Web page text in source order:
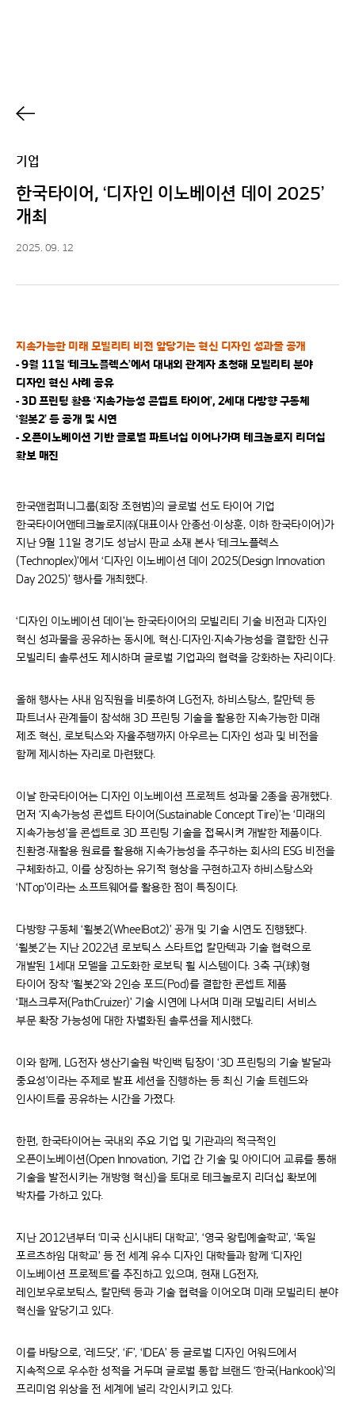
기업
한국타이어, ‘디자인 이노베이션 데이 2025’
개최
2025. 09. 12
지속가능한 미래 모빌리티 비전 앞당기는 혁신 디자인 성과물 공개
- 9월 11일 ‘테크노플렉스’에서 대내외 관계자 초청해 모빌리티 분야
디자인 혁신 사례 공유
- 3D 프린팅 활용 ‘지속가능성 콘셉트 타이어’, 2세대 다방향 구동체
‘휠봇2’ 등 공개 및 시연
- 오픈이노베이션 기반 글로벌 파트너십 이어나가며 테크놀로지 리더십
확보 매진
한국앤컴퍼니그룹(회장 조현범)의 글로벌 선도 타이어 기업
한국타이어앤테크놀로지㈜(대표이사 안종선·이상훈, 이하 한국타이어)가
지난 9월 11일 경기도 성남시 판교 소재 본사 ‘테크노플렉스
(Technoplex)’에서 ‘디자인 이노베이션 데이 2025(Design Innovation
Day 2025)’ 행사를 개최했다.
‘디자인 이노베이션 데이’는 한국타이어의 모빌리티 기술 비전과 디자인
혁신 성과물을 공유하는 동시에, 혁신∙디자인∙지속가능성을 결합한 신규
모빌리티 솔루션도 제시하며 글로벌 기업과의 협력을 강화하는 자리이다.
올해 행사는 사내 임직원을 비롯하여 LG전자, 하비스탕스, 칼만텍 등
파트너사 관계들이 참석해 3D 프린팅 기술을 활용한 지속가능한 미래
제조 혁신, 로보틱스와 자율주행까지 아우르는 디자인 성과 및 비전을
함께 제시하는 자리로 마련됐다.
이날 한국타이어는 디자인 이노베이션 프로젝트 성과물 2종을 공개했다.
먼저 ‘지속가능성 콘셉트 타이어(Sustainable Concept Tire)’는 ‘미래의
지속가능성’을 콘셉트로 3D 프린팅 기술을 접목시켜 개발한 제품이다.
친환경∙재활용 원료를 활용해 지속가능성을 추구하는 회사의 ESG 비전을
구체화하고, 이를 상징하는 유기적 형상을 구현하고자 하비스탕스와
‘NTop’이라는 소프트웨어를 활용한 점이 특징이다.
다방향 구동체 ‘휠봇2(WheelBot2)’ 공개 및 기술 시연도 진행됐다.
‘휠봇2’는 지난 2022년 로보틱스 스타트업 칼만텍과 기술 협력으로
개발된 1세대 모델을 고도화한 로보틱 휠 시스템이다. 3축 구(球)형
타이어 장착 ‘휠봇2’와 2인승 포드(Pod)를 결합한 콘셉트 제품
‘패스크루저(PathCruizer)’ 기술 시연에 나서며 미래 모빌리티 서비스
부문 확장 가능성에 대한 차별화된 솔루션을 제시했다.
이와 함께, LG전자 생산기술원 박인백 팀장이 ‘3D 프린팅의 기술 발달과
중요성’이라는 주제로 발표 세션을 진행하는 등 최신 기술 트렌드와
인사이트를 공유하는 시간을 가졌다.
한편, 한국타이어는 국내외 주요 기업 및 기관과의 적극적인
오픈이노베이션(Open Innovation, 기업 간 기술 및 아이디어 교류를 통해
기술을 발전시키는 개방형 혁신)을 토대로 테크놀로지 리더십 확보에
박차를 가하고 있다.
지난 2012년부터 ‘미국 신시내티 대학교’, ‘영국 왕립예술학교’, ‘독일
포르츠하임 대학교’ 등 전 세계 유수 디자인 대학들과 함께 ‘디자인
이노베이션 프로젝트’를 추진하고 있으며, 현재 LG전자,
레인보우로보틱스, 칼만텍 등과 기술 협력을 이어오며 미래 모빌리티 분야
혁신을 앞당기고 있다.
이를 바탕으로, ‘레드닷’, ‘iF’, ‘IDEA’ 등 글로벌 디자인 어워드에서
지속적으로 우수한 성적을 거두며 글로벌 통합 브랜드 ‘한국(Hankook)’의
프리미엄 위상을 전 세계에 널리 각인시키고 있다.